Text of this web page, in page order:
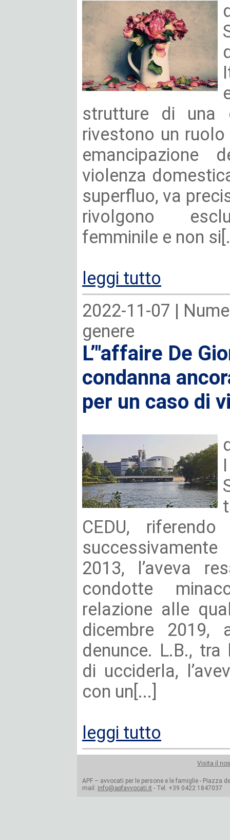
strutture di una
rivestono un
emancipazione
violenza
superfluo, va
rivolgono
femminile e non
leggi tutto
2022-11-07 |
genere
L’"affaire De
condanna
per un caso di
CEDU,
2013, l’aveva
condotte
relazione alle
dicembre 2019,
denunce. L.B., tra
di ucciderla,
con un[...]
leggi tutto
Visita il
APF – avvocati per le persone e le famiglie - Piazza
mail: info@apfavvocati.it - Tel. +39 0422.1847037